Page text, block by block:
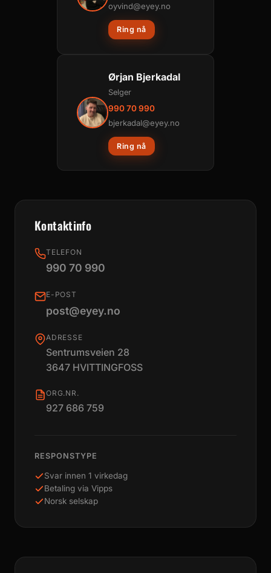
oyvind@eyey.no
Ring nå
Ørjan Bjerkadal
Selger
990 70 990
bjerkadal@eyey.no
Ring nå
Kontaktinfo
TELEFON
990 70 990
E-POST
post@eyey.no
ADRESSE
Sentrumsveien 28
3647 HVITTINGFOSS
ORG.NR.
927 686 759
RESPONSTYPE
Svar innen 1 virkedag
Betaling via Vipps
Norsk selskap